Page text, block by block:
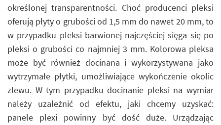
określonej transparentności. Choć producenci pleksi
oferują płyty o grubości od 1,5 mm do nawet 20 mm, to
w przypadku pleksi barwionej najczęściej sięga się po
pleksi o grubości co najmniej 3 mm. Kolorowa pleksa
może być również docinana i wykorzystywana jako
wytrzymałe płytki, umożliwiające wykończenie okolic
zlewu. W tym przypadku docinanie pleksi na wymiar
należy uzależnić od efektu, jaki chcemy uzyskać:
panele plexi powinny być dość duże. Urządzając